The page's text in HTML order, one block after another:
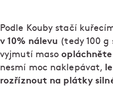
Podle Kouby stačí
v 10% nálevu (tedy 100 g
vyjmutí maso
nesmí moc naklepávat,
rozříznout na plátky